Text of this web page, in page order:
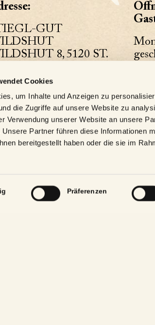
Cookies
um Inhalte und Anzeigen zu
die Zugriffe auf unsere Website zu
Verwendung unserer Website an unsere
Unsere Partner führen diese Informationen
bereitgestellt haben oder die sie im
Präferenzen
GUT
8, 5120 ST.
6277 64141
664 78 02 71 33